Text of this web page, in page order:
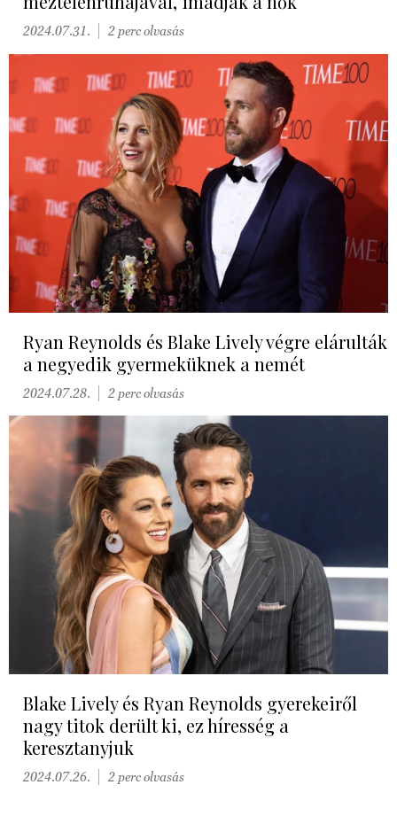
2024.07.31. 2 perc olvasás
Ryan Reynolds és Blake Lively végre elárulták
a negyedik gyermeküknek a nemét
2024.07.28. 2 perc olvasás
Blake Lively és Ryan Reynolds gyerekeiről
nagy titok derült ki, ez híresség a
keresztanyjuk
2024.07.26. 2 perc olvasás